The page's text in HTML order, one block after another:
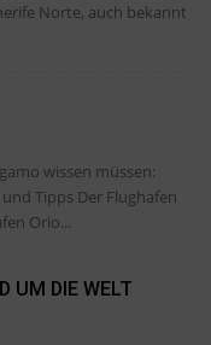
wissen müssen:
Flughafen
Orio...
UM DIE WELT